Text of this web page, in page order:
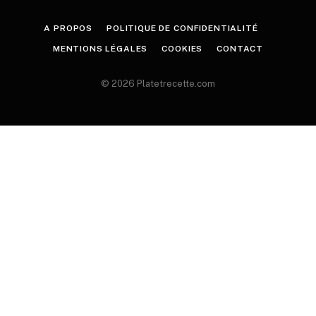
A PROPOS POLITIQUE DE CONFIDENTIALITÉ
MENTIONS LÉGALES COOKIES CONTACT
© 2026 Platetrecette.com